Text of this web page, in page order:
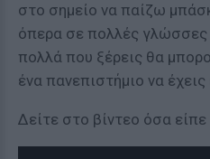
στο σημείο να παίζω
όπερα σε πολλές γλώσσες
πολλά που ξέρεις θα
ένα πανεπιστήμιο να έχεις
Δείτε στο βίντεο όσα